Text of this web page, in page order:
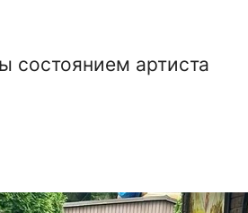
состоянием артиста